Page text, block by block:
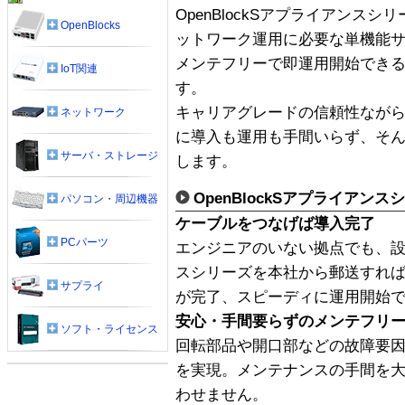
OpenBlockSアプライアンスシ
ットワーク運用に必要な単機能
メンテフリーで即運用開始でき
す。
キャリアグレードの信頼性なが
に導入も運用も手間いらず、そ
します。
OpenBlockSアプライアンス
ケーブルをつなげば導入完了
エンジニアのいない拠点でも、
スシリーズを本社から郵送すれ
が完了、スピーディに運用開始
安心・手間要らずのメンテフリ
回転部品や開口部などの故障要
を実現。メンテナンスの手間を
わせません。
OpenBlocks
IoT関連
ネットワーク
サーバ・ストレージ
パソコン・周辺機器
PCパーツ
サプライ
ソフト・ライセンス